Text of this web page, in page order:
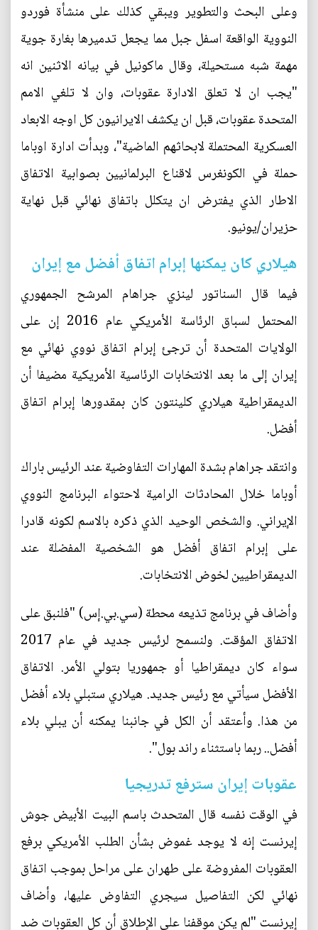
وعلى البحث والتطوير ويبقي كذلك على منشأة فوردو
النووية الواقعة اسفل جبل مما يجعل تدميرها بغارة جوية
مهمة شبه مستحيلة، وقال ماكونيل في بيانه الاثنين انه
"يجب ان لا تعلق الادارة عقوبات، وان لا تلغي الامم
المتحدة عقوبات، قبل ان يكشف الايرانيون كل اوجه الابعاد
العسكرية المحتملة لابحاثهم الماضية"، وبدأت ادارة اوباما
حملة في الكونغرس لاقناع البرلمانيين بصوابية الاتفاق
الاطار الذي يفترض ان يتكلل باتفاق نهائي قبل نهاية
حزيران/يونيو.
هيلاري كان يمكنها إبرام اتفاق أفضل مع إيران
فيما قال السناتور لينزي جراهام المرشح الجمهوري
المحتمل لسباق الرئاسة الأمريكي عام 2016 إن على
الولايات المتحدة أن ترجئ إبرام اتفاق نووي نهائي مع
إيران إلى ما بعد الانتخابات الرئاسية الأمريكية مضيفا أن
الديمقراطية هيلاري كلينتون كان بمقدورها إبرام اتفاق
أفضل.
وانتقد جراهام بشدة المهارات التفاوضية عند الرئيس باراك
أوباما خلال المحادثات الرامية لاحتواء البرنامج النووي
الإيراني. والشخص الوحيد الذي ذكره بالاسم لكونه قادرا
على إبرام اتفاق أفضل هو الشخصية المفضلة عند
الديمقراطيين لخوض الانتخابات.
وأضاف في برنامج تذيعه محطة (سي.بي.إس) "فلنبق على
الاتفاق المؤقت. ولنسمح لرئيس جديد في عام 2017
سواء كان ديمقراطيا أو جمهوريا بتولي الأمر. الاتفاق
الأفضل سيأتي مع رئيس جديد. هيلاري ستبلي بلاء أفضل
من هذا. وأعتقد أن الكل في جانبنا يمكنه أن يبلي بلاء
أفضل.. ربما باستثناء راند بول".
عقوبات إيران سترفع تدريجيا
في الوقت نفسه قال المتحدث باسم البيت الأبيض جوش
إيرنست إنه لا يوجد غموض بشأن الطلب الأمريكي برفع
العقوبات المفروضة على طهران على مراحل بموجب اتفاق
نهائي لكن التفاصيل سيجري التفاوض عليها، وأضاف
إيرنست "لم يكن موقفنا على الإطلاق أن كل العقوبات ضد